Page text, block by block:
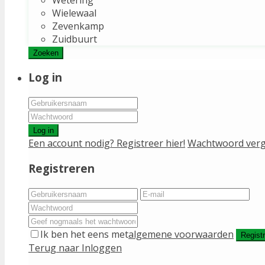
Wielewaal
Zevenkamp
Zuidbuurt
Zoeken
Log in
Log in
Een account nodig? Registreer hier! Wachtwoord
Registreren
Ik ben het eens metalgemene voorwaarden
Terug naar Inloggen